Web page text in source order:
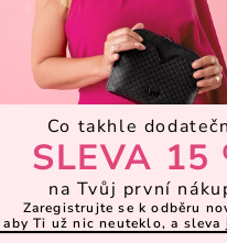
i na planetu. Balíček k Tobě
ho bezpečně provede cestou
chvíle rozbalování. Dárková
z ekologické příze a
a nakonec se před Tebou
už se nemohl dočkat, až ho
Co takhle
SLEVA 15
na Tvůj první
Zaregistrujte se k odběru
aby Ti už nic neuteklo, a sleva